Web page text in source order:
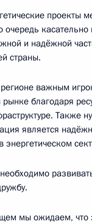
проекты
касательно
и надёжной
страны.
важным
рынке благодаря
Также
является
мы ожидаем, что